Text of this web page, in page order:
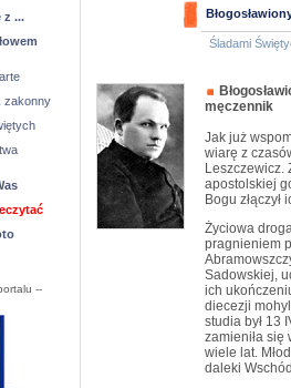
z ...
zakonny
--
Śladami
męczennik
Jak już
wiarę z
Leszczewicz.
apostolskiej
Bogu
Życiowa
pragnieniem
Sadowskiej,
ich
diecezji
studia był 13
zamieniła
wiele lat.
daleki